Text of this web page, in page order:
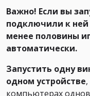
Важно! Если вы
подключили к ней
менее половины
автоматически.
Запустить одну
одном устройстве
компьютерах